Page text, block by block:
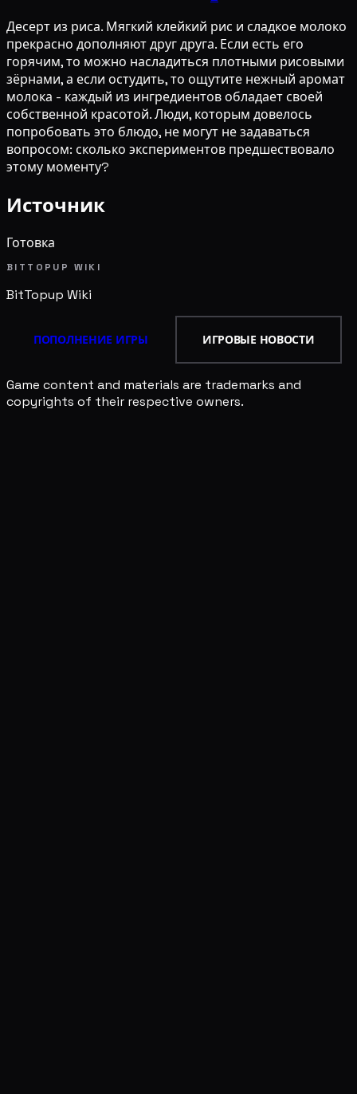
Десерт из риса. Мягкий клейкий рис и сладкое молоко
прекрасно дополняют друг друга. Если есть его
горячим, то можно насладиться плотными рисовыми
зёрнами, а если остудить, то ощутите нежный аромат
молока - каждый из ингредиентов обладает своей
собственной красотой. Люди, которым довелось
попробовать это блюдо, не могут не задаваться
вопросом: сколько экспериментов предшествовало
этому моменту?
Источник
Готовка
BITTOPUP WIKI
BitTopup Wiki
ПОПОЛНЕНИЕ ИГРЫ ИГРОВЫЕ НОВОСТИ
Game content and materials are trademarks and
copyrights of their respective owners.